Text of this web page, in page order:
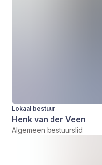
Lokaal bestuur
Henk van der Veen
Algemeen bestuurslid